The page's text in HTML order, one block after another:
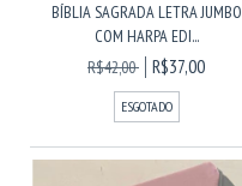
BÍBLIA SAGRADA LETRA JUMBO
COM HARPA EDI...
R$42,00
R$37,00
ESGOTADO